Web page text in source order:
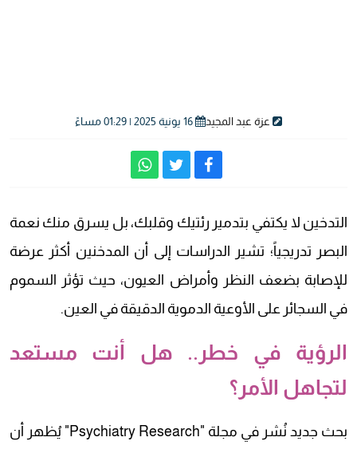
عزة عبد المجيد
التدخين لا يكتفي بتدمير رئتيك وقلبك، بل يسرق منك نعمة
البصر تدريجياً؛ تشير الدراسات إلى أن المدخنين أكثر عرضة
للإصابة بضعف النظر وأمراض العيون، حيث تؤثر السموم
في السجائر على الأوعية الدموية الدقيقة في العين.
الرؤية في خطر.. هل أنت مستعد
لتجاهل الأمر؟
بحث جديد نُشر في مجلة "Psychiatry Research" يُظهر أن